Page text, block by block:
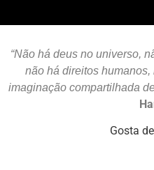
“Não há deus no universo,
não há direitos
imaginação compartilhada
Gosta